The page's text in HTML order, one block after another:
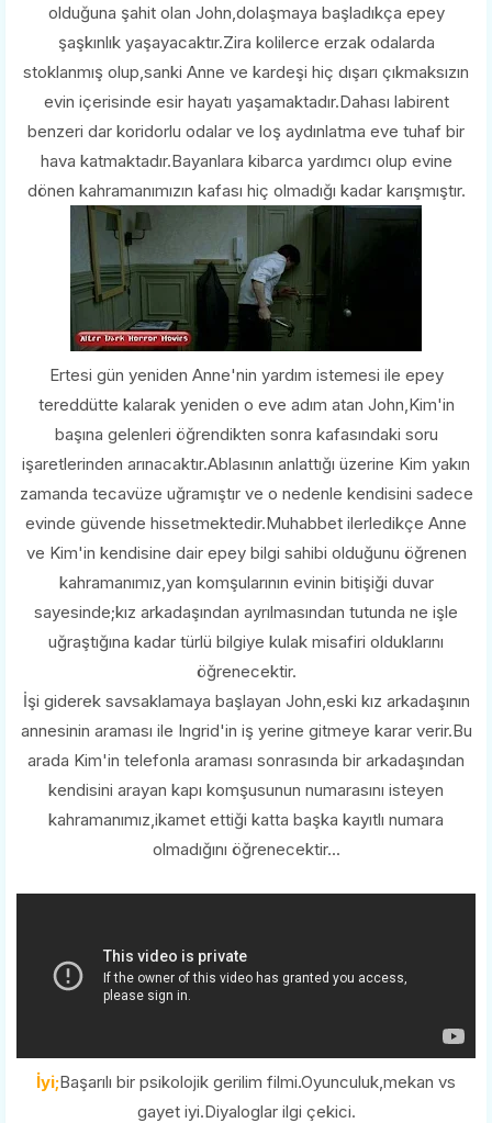
olduğuna şahit olan John,dolaşmaya başladıkça epey
şaşkınlık yaşayacaktır.Zira kolilerce erzak odalarda
stoklanmış olup,sanki Anne ve kardeşi hiç dışarı çıkmaksızın
evin içerisinde esir hayatı yaşamaktadır.Dahası labirent
benzeri dar koridorlu odalar ve loş aydınlatma eve tuhaf bir
hava katmaktadır.Bayanlara kibarca yardımcı olup evine
dönen kahramanımızın kafası hiç olmadığı kadar karışmıştır.
Ertesi gün yeniden Anne'nin yardım istemesi ile epey
tereddütte kalarak yeniden o eve adım atan John,Kim'in
başına gelenleri öğrendikten sonra kafasındaki soru
işaretlerinden arınacaktır.Ablasının anlattığı üzerine Kim yakın
zamanda tecavüze uğramıştır ve o nedenle kendisini sadece
evinde güvende hissetmektedir.Muhabbet ilerledikçe Anne
ve Kim'in kendisine dair epey bilgi sahibi olduğunu öğrenen
kahramanımız,yan komşularının evinin bitişiği duvar
sayesinde;kız arkadaşından ayrılmasından tutunda ne işle
uğraştığına kadar türlü bilgiye kulak misafiri olduklarını
öğrenecektir.
İşi giderek savsaklamaya başlayan John,eski kız arkadaşının
annesinin araması ile Ingrid'in iş yerine gitmeye karar verir.Bu
arada Kim'in telefonla araması sonrasında bir arkadaşından
kendisini arayan kapı komşusunun numarasını isteyen
kahramanımız,ikamet ettiği katta başka kayıtlı numara
olmadığını öğrenecektir...
İyi;Başarılı bir psikolojik gerilim filmi.Oyunculuk,mekan vs
gayet iyi.Diyaloglar ilgi çekici.